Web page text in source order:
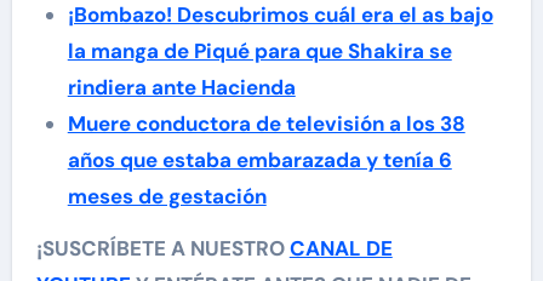
¡Bombazo! Descubrimos cuál era el as bajo
la manga de Piqué para que Shakira se
rindiera ante Hacienda
Muere conductora de televisión a los 38
años que estaba embarazada y tenía 6
meses de gestación
¡SUSCRÍBETE A NUESTROCANAL DE